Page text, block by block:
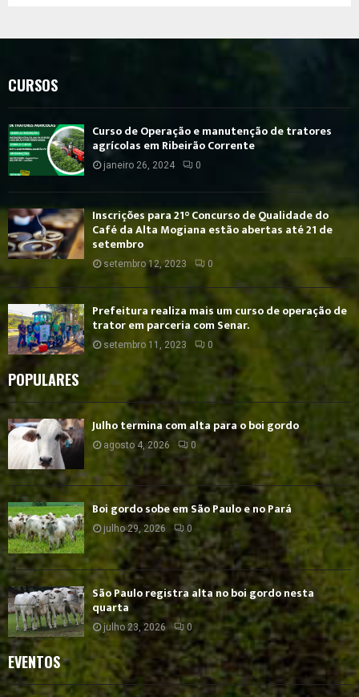
CURSOS
Curso de Operação e manutenção de tratores
agrícolas em Ribeirão Corrente
janeiro 26, 2024 0
Inscrições para 21° Concurso de Qualidade do
Café da Alta Mogiana estão abertas até 21 de
setembro
setembro 12, 2023 0
Prefeitura realiza mais um curso de operação de
trator em parceria com Senar.
setembro 11, 2023 0
POPULARES
Julho termina com alta para o boi gordo
agosto 4, 2026 0
Boi gordo sobe em São Paulo e no Pará
julho 29, 2026 0
São Paulo registra alta no boi gordo nesta
quarta
julho 23, 2026 0
EVENTOS